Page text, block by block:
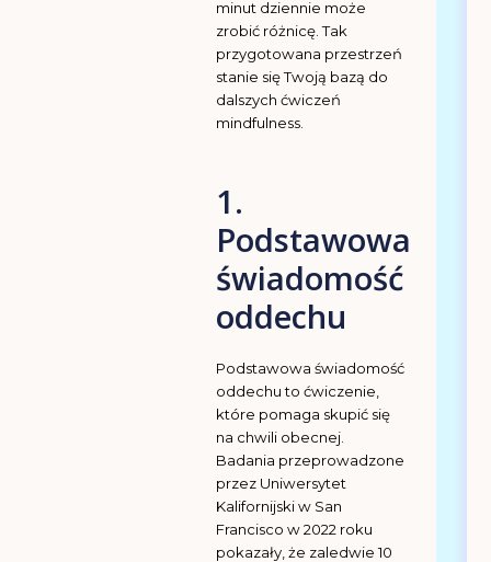
minut dziennie może
zrobić różnicę. Tak
przygotowana przestrzeń
stanie się Twoją bazą do
dalszych ćwiczeń
mindfulness.
1.
Podstawowa
świadomość
oddechu
Podstawowa świadomość
oddechu to ćwiczenie,
które pomaga skupić się
na chwili obecnej.
Badania przeprowadzone
przez Uniwersytet
Kalifornijski w San
Francisco w 2022 roku
pokazały, że zaledwie 10